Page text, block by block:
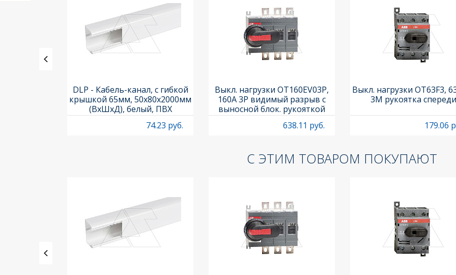
DLP - Кабель-канал, с гибкой
крышкой 65мм, 50x80х2000мм
(ВхШхД), белый, ПВХ
74.23 руб.
Выкл. нагрузки OT160EV03P,
160A 3P видимый разрыв с
выносной блок. рукояткой
OHB65J6 и осью OXP6X210
638.11 руб.
Выкл. нагрузки OT63F3,
3M рукоятка спереди
179.06
С ЭТИМ ТОВАРОМ ПОКУПАЮТ